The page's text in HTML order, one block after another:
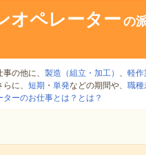
オペレーター の
の他に、 製造（組立・加工） 、 軽作
に、 短期 ・ 単発などの期間や、 職種
ターのお仕事とは？とは？